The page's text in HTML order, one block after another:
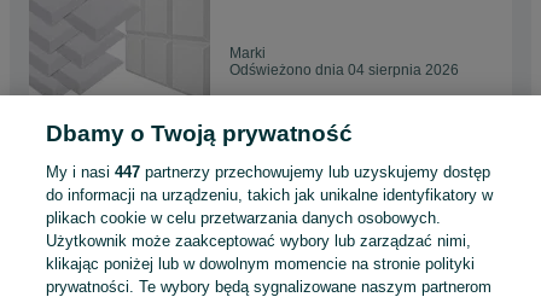
Marki
Odświeżono dnia 04 sierpnia 2026
Akustyczne panele ścienne
pianka Bitmat trapez szary
niebieski 8 szt
162,99 zł
Marki
Odświeżono dnia 04 sierpnia 2026
Dbamy o Twoją prywatność
My i nasi447 partnerzy przechowujemy lub uzyskujemy dostęp
do informacji na urządzeniu, takich jak unikalne identyfikatory w
plikach cookie w celu przetwarzania danych osobowych.
Użytkownik może zaakceptować wybory lub zarządzać nimi,
klikając poniżej lub w dowolnym momencie na stronie polityki
prywatności. Te wybory będą sygnalizowane naszym partnerom